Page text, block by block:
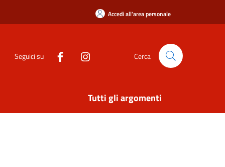
Accedi all'area personale
Seguici su Cerca
Tutti gli argomenti